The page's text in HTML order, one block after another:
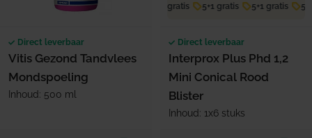
Direct leverbaar
Vitis Gezond Tandvlees
Mondspoeling
Inhoud: 500 ml
5+1 gratis 5+1 gratis 5+1 gratis
Direct leverbaar
Interprox Plus Phd 1,2
Mini Conical Rood
Blister
Inhoud: 1x6 stuks